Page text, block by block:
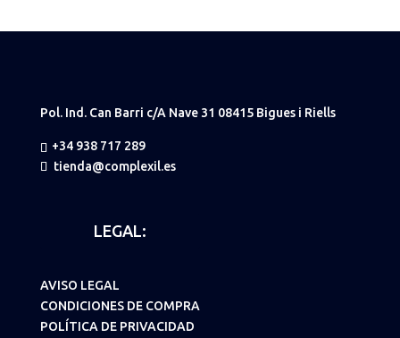
Pol. Ind. Can Barri c/A Nave 31 08415 Bigues i Riells
+34 938 717 289
tienda@complexil.es
LEGAL:
AVISO LEGAL
CONDICIONES DE COMPRA
POLÍTICA DE PRIVACIDAD